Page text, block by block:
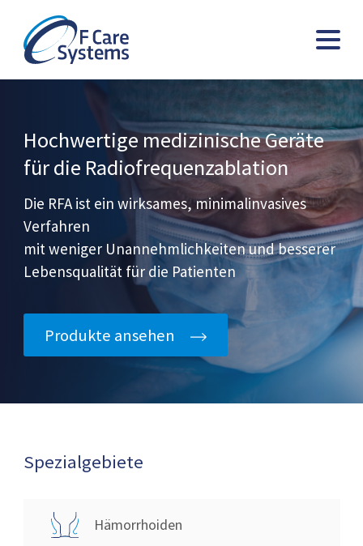
Hochwertige medizinische Geräte
für die Radiofrequenzablation
Die RFA ist ein wirksames, minimalinvasives
Verfahren
mit weniger Unannehmlichkeiten und besserer
Lebensqualität für die Patienten
Produkte ansehen
Spezialgebiete
Hämorrhoiden